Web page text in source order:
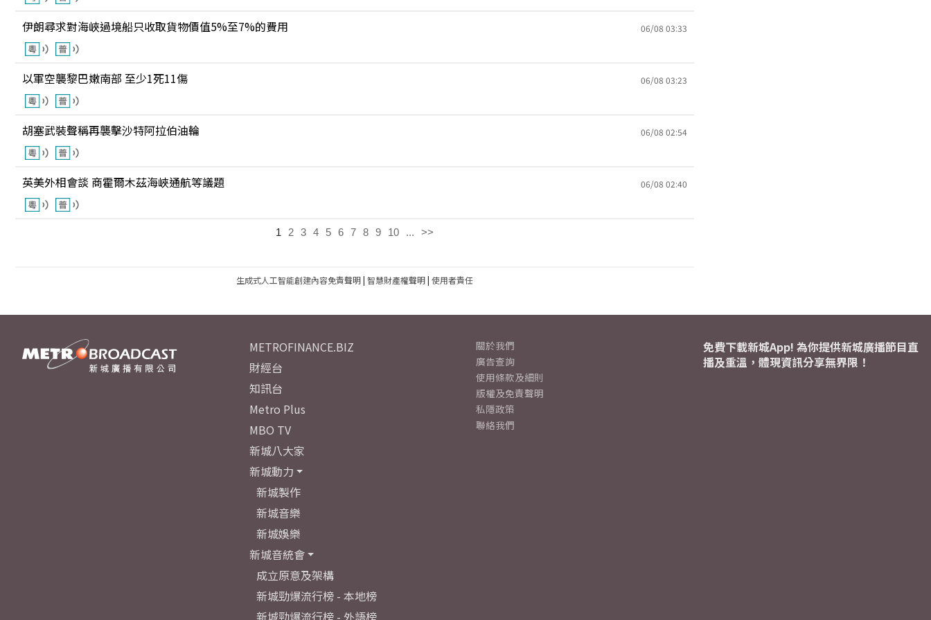
伊朗尋求對海峽過境船只收取貨物價值5%至7%的費用 06/08 03:33
以軍空襲黎巴嫩南部 至少1死11傷 06/08 03:23
胡塞武裝聲稱再襲擊沙特阿拉伯油輪 06/08 02:54
英美外相會談 商霍爾木茲海峽通航等議題 06/08 02:40
1 2 3 4 5 6 7 8 9 10 ... >>
生成式人工智能創建內容免責聲明| 智慧財產權聲明| 使用者責任
METROFINANCE.BIZ
財經台
知訊台
Metro Plus
MBO TV
新城八大家
新城動力
新城製作
新城音樂
新城娛樂
新城音統會
成立原意及架構
新城勁爆流行榜 - 本地榜
新城勁爆流行榜 - 外語榜
關於我們
廣告查詢
使用條款及細則
版權及免責聲明
私隱政策
聯絡我們
免費下載新城App! 為你提供新城廣播節目直
播及重溫，體現資訊分享無界限！